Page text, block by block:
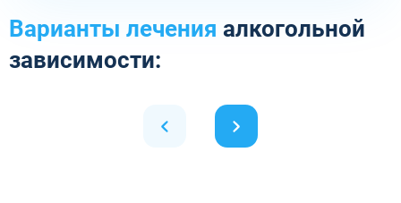
Варианты лечения алкогольной
зависимости: